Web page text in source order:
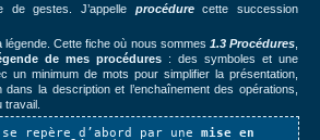
de gestes. J’appelle procédurecette succession
légende. Cette fiche où nous sommes 1.3 Procédures,
de mes procédures : des symboles et une
un minimum de mots pour simplifier la présentation,
dans la description et l’enchaînement des opérations,
travail.
se repère d’abord par unemise en